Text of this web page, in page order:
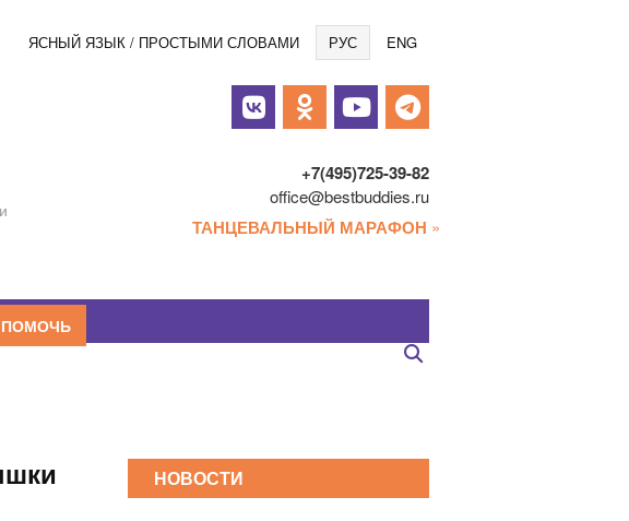
ЯСНЫЙ ЯЗЫК / ПРОСТЫМИ СЛОВАМИ РУС ENG
+7(495)725-39-82
office@bestbuddies.ru
ТАНЦЕВАЛЬНЫЙ МАРАФОН »
ПОМОЧЬ
НОВОСТИ